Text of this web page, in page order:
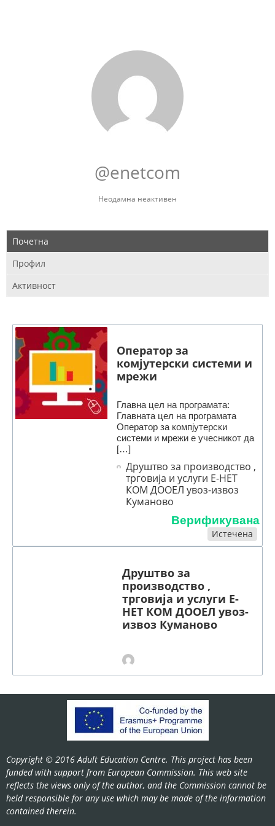
@enetcom
Неодамна неактивен
Почетна
Профил
Активност
Оператор за
комјутерски системи и
мрежи
Главна цел на програмата:
Главната цел на програмата
Оператор за компјутерски
системи и мрежи е учесникот да
[…]
Друштво за производство ,
трговија и услуги Е-НЕТ
КОМ ДООЕЛ увоз-извоз
Куманово
Верификувана
Истечена
Друштво за
производство ,
трговија и услуги Е-
НЕТ КОМ ДООЕЛ увоз-
извоз Куманово
Copyright © 2016 Adult Education Centre. This project has been
funded with support from European Commission. This web site
reflects the views only of the author, and the Commission cannot be
held responsible for any use which may be made of the information
contained therein.